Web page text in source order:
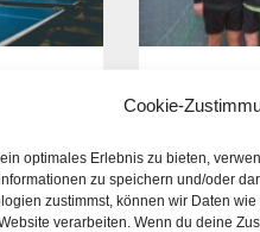
Cookie-
optimales Erlebnis zu bieten,
zu speichern und/oder
zustimmst, können wir Daten
verarbeiten. Wenn du deine
29. März 2026
Weiterlesen »